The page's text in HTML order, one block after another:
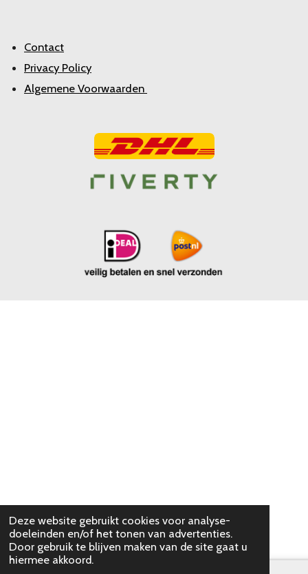
Deze website gebruikt cookies voor analyse-
doeleinden en/of het tonen van advertenties.
Door gebruik te blijven maken van de site gaat u
hiermee akkoord.
Contact
Privacy Policy
Algemene Voorwaarden